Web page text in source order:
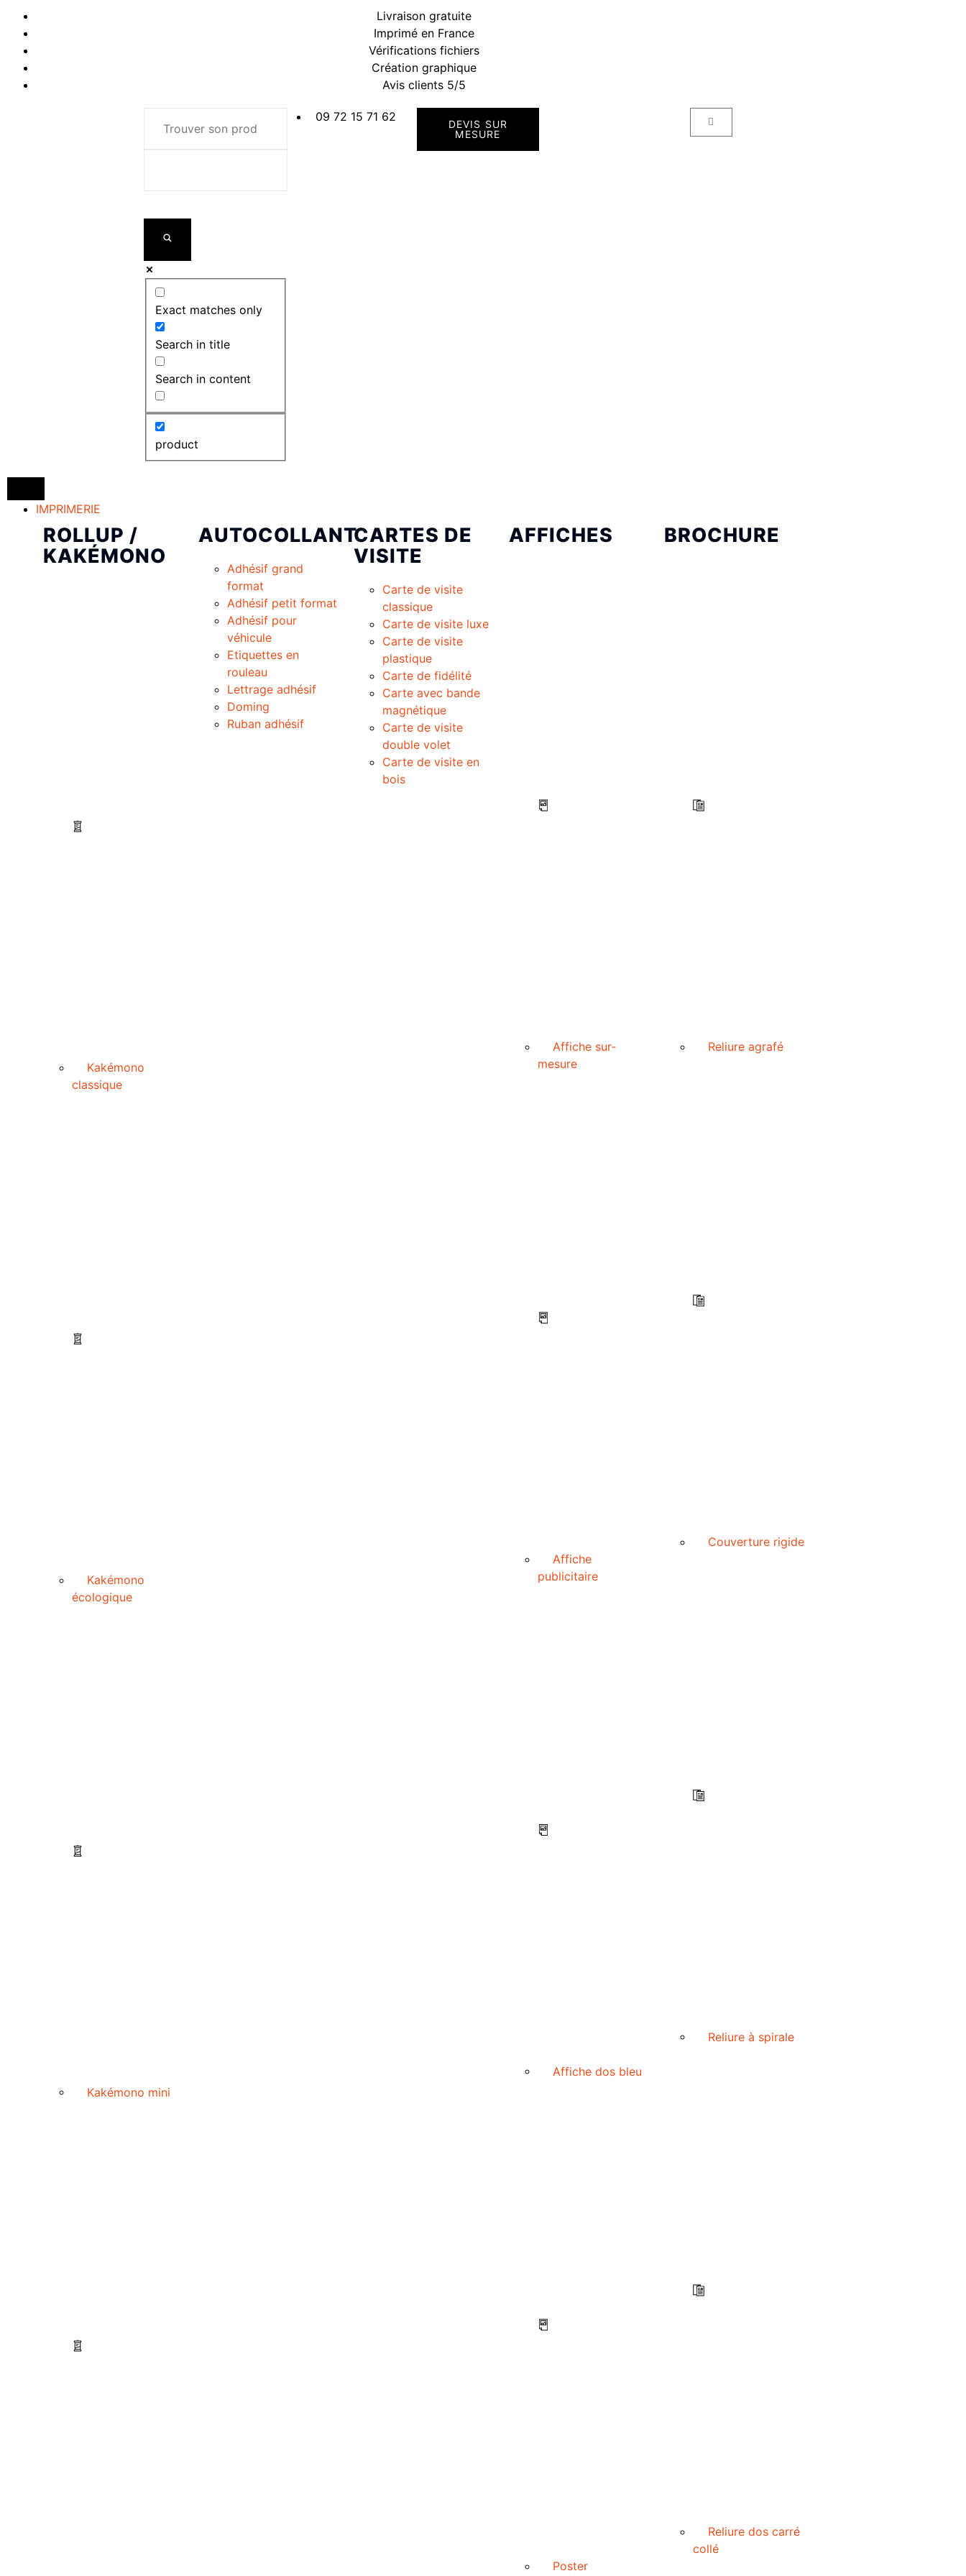
Livraison gratuite
Imprimé en France
Vérifications fichiers
Création graphique
Avis clients 5/5
Exact matches only
Search in title
Search in content
product
09 72 15 71 62
DEVIS SUR
MESURE
IMPRIMERIE
ROLLUP /
KAKÉMONO
Kakémono
classique
Kakémono
écologique
Kakémono mini
AUTOCOLLANT
Adhésif grand
format
Adhésif petit format
Adhésif pour
véhicule
Etiquettes en
rouleau
Lettrage adhésif
Doming
Ruban adhésif
CARTES DE
VISITE
Carte de visite
classique
Carte de visite luxe
Carte de visite
plastique
Carte de fidélité
Carte avec bande
magnétique
Carte de visite
double volet
Carte de visite en
bois
AFFICHES
Affiche sur-
mesure
Affiche
publicitaire
Affiche dos bleu
Poster
BROCHURE
Reliure agrafé
Couverture rigide
Reliure à spirale
Reliure dos carré
collé